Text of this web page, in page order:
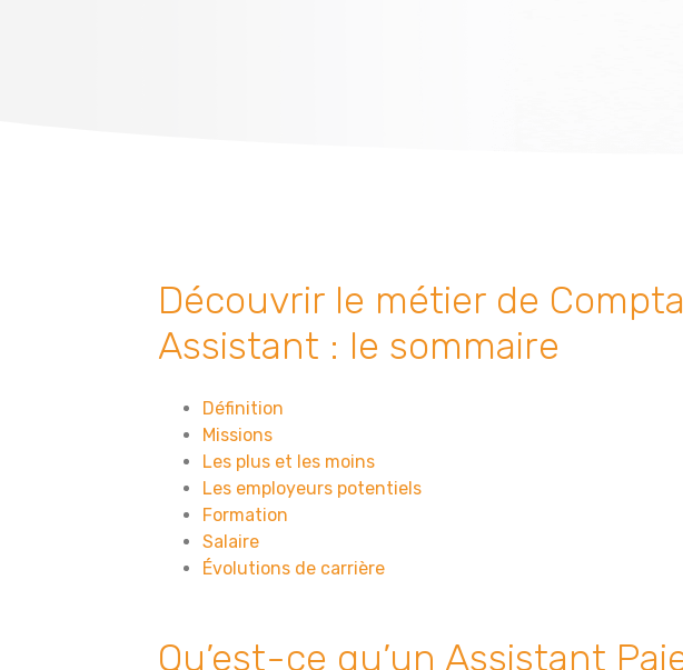
Découvrir le métier de
Assistant : le sommaire
Définition
Missions
Les plus et les moins
Les employeurs potentiels
Formation
Salaire
Évolutions de carrière
Qu’est-ce qu’un Assistant